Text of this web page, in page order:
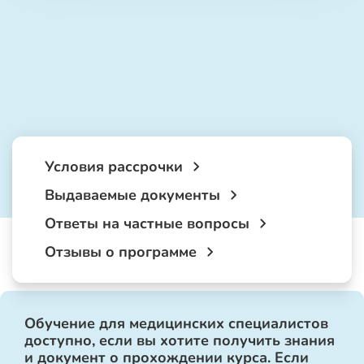
Условия рассрочки
Выдаваемые документы
Ответы на частные вопросы
Отзывы о программе
Обучение для медицинских специалистов
доступно, если вы хотите получить знания
и документ о прохождении курса. Если